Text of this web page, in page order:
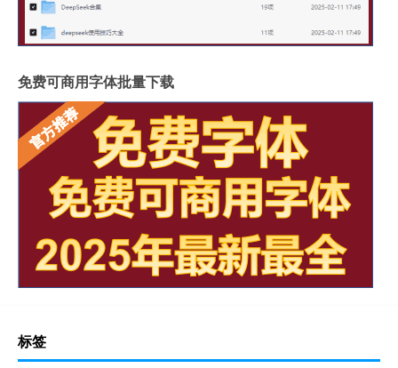
免费可商用字体批量下载
标签